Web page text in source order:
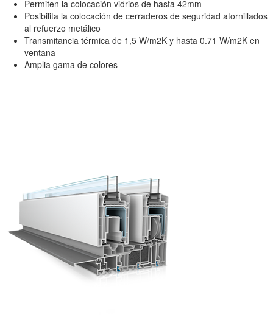
Permiten la colocación vidrios de hasta 42mm
Posibilita la colocación de cerraderos de seguridad atornillados
al refuerzo metálico
Transmitancia térmica de 1,5 W/m2K y hasta 0.71 W/m2K en
ventana
Amplia gama de colores